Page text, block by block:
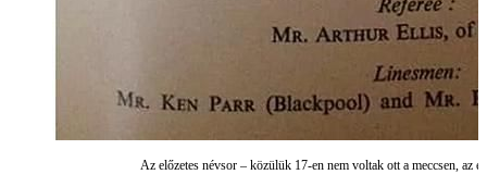
Az előzetes névsor – közülük 17-en nem voltak ott a meccsen, az